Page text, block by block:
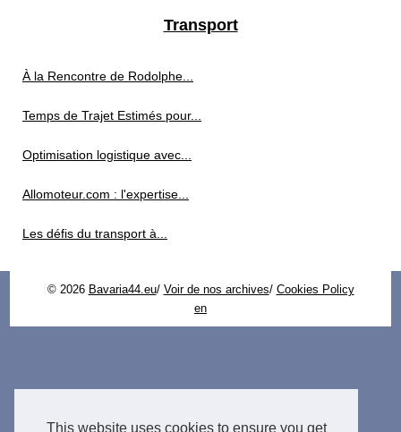
This website uses cookies to ensure you get
Transport
À la Rencontre de Rodolphe...
Temps de Trajet Estimés pour...
Optimisation logistique avec...
Allomoteur.com : l'expertise...
Les défis du transport à...
© 2026 Bavaria44.eu/ Voir de nos archives/ Cookies Policy
en